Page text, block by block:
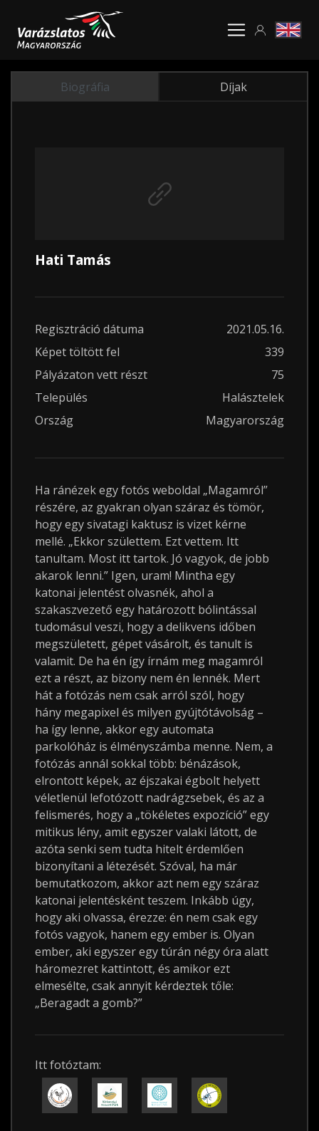
Biográfia Díjak
Hati Tamás
Regisztráció dátuma
2021.05.16.
Képet töltött fel
339
Pályázaton vett részt
75
Település
Halásztelek
Ország
Magyarország
Ha ránézek egy fotós weboldal „Magamról”
részére, az gyakran olyan száraz és tömör,
hogy egy sivatagi kaktusz is vizet kérne
mellé. „Ekkor születtem. Ezt vettem. Itt
tanultam. Most itt tartok. Jó vagyok, de jobb
akarok lenni.” Igen, uram! Mintha egy
katonai jelentést olvasnék, ahol a
szakaszvezető egy határozott bólintással
tudomásul veszi, hogy a delikvens időben
megszületett, gépet vásárolt, és tanult is
valamit. De ha én így írnám meg magamról
ezt a részt, az bizony nem én lennék. Mert
hát a fotózás nem csak arról szól, hogy
hány megapixel és milyen gyújtótávolság –
ha így lenne, akkor egy automata
parkolóház is élményszámba menne. Nem, a
fotózás annál sokkal több: bénázások,
elrontott képek, az éjszakai égbolt helyett
véletlenül lefotózott nadrágzsebek, és az a
felismerés, hogy a „tökéletes expozíció” egy
mitikus lény, amit egyszer valaki látott, de
azóta senki sem tudta hitelt érdemlően
bizonyítani a létezését. Szóval, ha már
bemutatkozom, akkor azt nem egy száraz
katonai jelentésként teszem. Inkább úgy,
hogy aki olvassa, érezze: én nem csak egy
fotós vagyok, hanem egy ember is. Olyan
ember, aki egyszer egy túrán négy óra alatt
háromezret kattintott, és amikor ezt
elmesélte, csak annyit kérdeztek tőle:
„Beragadt a gomb?”
Itt fotóztam: